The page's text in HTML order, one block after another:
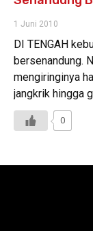
1 Juni 2010
DI TENGAH
bersenandung.
mengiringinya
jangkrik hingga
0